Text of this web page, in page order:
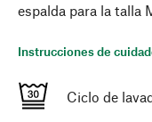
espalda para la talla
Instrucciones de
Ciclo de